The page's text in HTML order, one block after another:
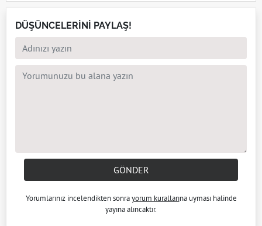
DÜŞÜNCELERİNİ PAYLAŞ!
GÖNDER
Yorumlarınız incelendikten sonrayorum kurallarına uyması halinde
yayına alıncaktır.